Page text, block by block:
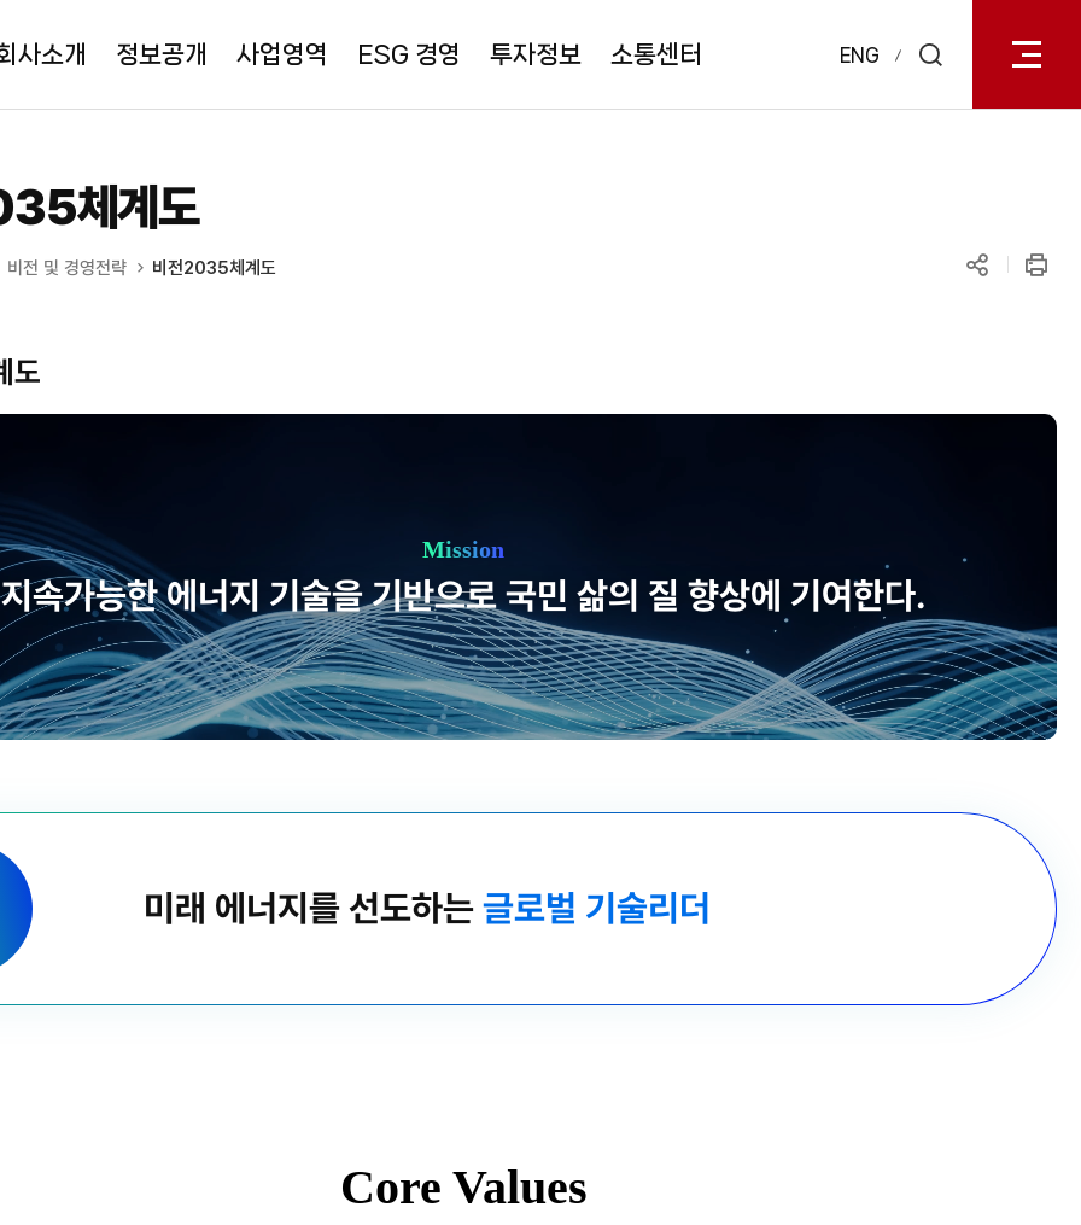
사소개 정보공개 사업영역 ESG 경영 투자정보 소통센터 ENG
열기
체계도
비전 및 경영전략 비전2035체계도
도
Mission
지속가능한 에너지 기술을 기반으로 국민 삶의 질 향상에 기여한다.
미래 에너지를 선도하는 글로벌 기술리더
Core Values